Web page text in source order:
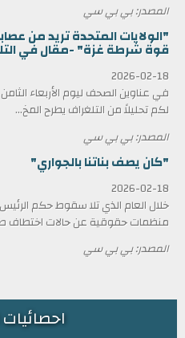
المصدر: بي بي سي
"الولايات المتحدة تريد من
قوة شرطة غزة" -مقال في
2026-02-18
لكم تحليلاً من التلغراف يطرح المخ...
المصدر: بي بي سي
"كان يصف بناتنا بالجواري"
2026-02-18
خلال العام الذي تلا سقوط حكم
منظمات حقوقية عن حالات اختطاف
المصدر: بي بي سي